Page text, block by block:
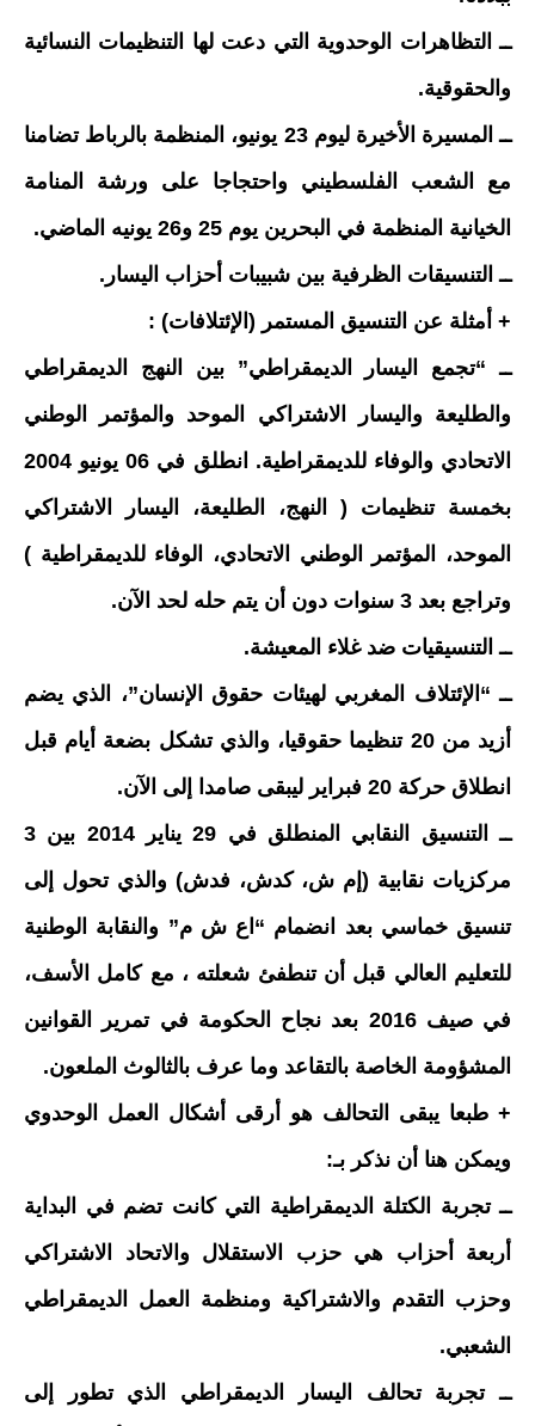
ــ التظاهرات الوحدوية التي دعت لها التنظيمات النسائية
والحقوقية.
ــ المسيرة الأخيرة ليوم 23 يونيو، المنظمة بالرباط تضامنا
مع الشعب الفلسطيني واحتجاجا على ورشة المنامة
الخيانية المنظمة في البحرين يوم 25 و26 يونيه الماضي.
ــ التنسيقات الظرفية بين شبيبات أحزاب اليسار.
+ أمثلة عن التنسيق المستمر (الإئتلافات) :
ــ “تجمع اليسار الديمقراطي” بين النهج الديمقراطي
والطليعة واليسار الاشتراكي الموحد والمؤتمر الوطني
الاتحادي والوفاء للديمقراطية. انطلق في 06 يونيو 2004
بخمسة تنظيمات ( النهج، الطليعة، اليسار الاشتراكي
الموحد، المؤتمر الوطني الاتحادي، الوفاء للديمقراطية )
وتراجع بعد 3 سنوات دون أن يتم حله لحد الآن.
ــ التنسيقيات ضد غلاء المعيشة.
ــ “الإئتلاف المغربي لهيئات حقوق الإنسان”، الذي يضم
أزيد من 20 تنظيما حقوقيا، والذي تشكل بضعة أيام قبل
انطلاق حركة 20 فبراير ليبقى صامدا إلى الآن.
ــ التنسيق النقابي المنطلق في 29 يناير 2014 بين 3
مركزيات نقابية (إم ش، كدش، فدش) والذي تحول إلى
تنسيق خماسي بعد انضمام “اع ش م” والنقابة الوطنية
للتعليم العالي قبل أن تنطفئ شعلته ، مع كامل الأسف،
في صيف 2016 بعد نجاح الحكومة في تمرير القوانين
المشؤومة الخاصة بالتقاعد وما عرف بالثالوث الملعون.
+ طبعا يبقى التحالف هو أرقى أشكال العمل الوحدوي
ويمكن هنا أن نذكر بـ:
ــ تجربة الكتلة الديمقراطية التي كانت تضم في البداية
أربعة أحزاب هي حزب الاستقلال والاتحاد الاشتراكي
وحزب التقدم والاشتراكية ومنظمة العمل الديمقراطي
الشعبي.
ــ تجربة تحالف اليسار الديمقراطي الذي تطور إلى